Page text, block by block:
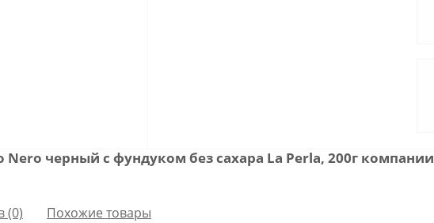
черный с фундуком без сахара La Perla, 200г компании
(0) Похожие товары